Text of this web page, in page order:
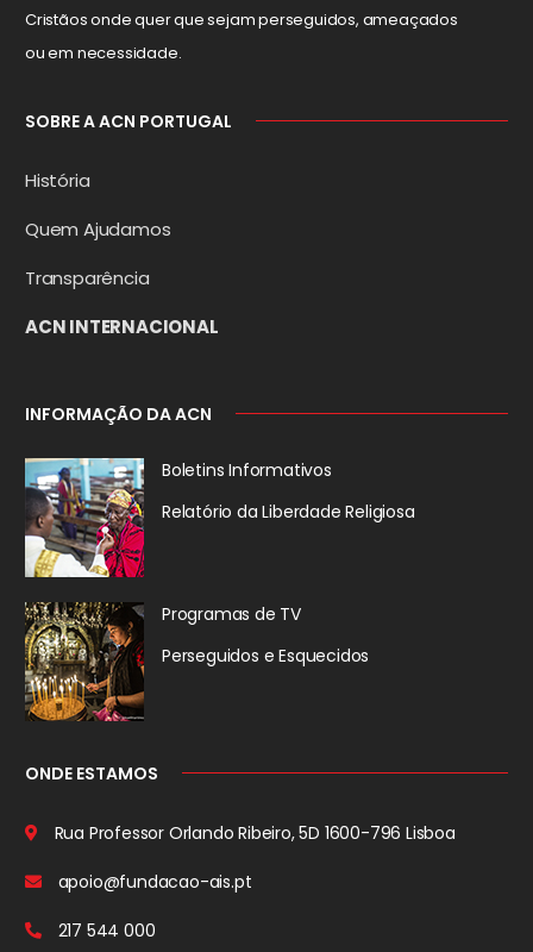
Cristãos onde quer que sejam perseguidos, ameaçados
ou em necessidade.
SOBRE A ACN PORTUGAL
História
Quem Ajudamos
Transparência
ACN INTERNACIONAL
INFORMAÇÃO DA ACN
Boletins Informativos
Relatório da Liberdade Religiosa
Programas de TV
Perseguidos e Esquecidos
ONDE ESTAMOS
Rua Professor Orlando Ribeiro, 5D 1600-796 Lisboa
apoio@fundacao-ais.pt
217 544 000